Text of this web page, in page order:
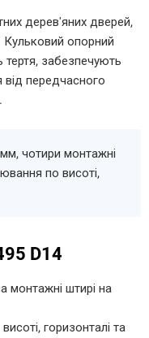
дерев'яних дверей,
опорний
забезпечують
передчасного
.
чотири монтажні
по висоті,
D14
монтажні штирі на
горизонталі та